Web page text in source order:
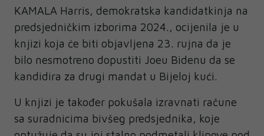
KAMALA Harris, demokratska kandidatkinja na
predsjedničkim izborima 2024., ocijenila je u
knjizi koja će biti objavljena 23. rujna da je
bilo nesmotreno dopustiti Joeu Bidenu da se
kandidira za drugi mandat u Bijeloj kući.
U knjizi je također pokušala izravnati račune
sa suradnicima bivšeg predsjednika, koje